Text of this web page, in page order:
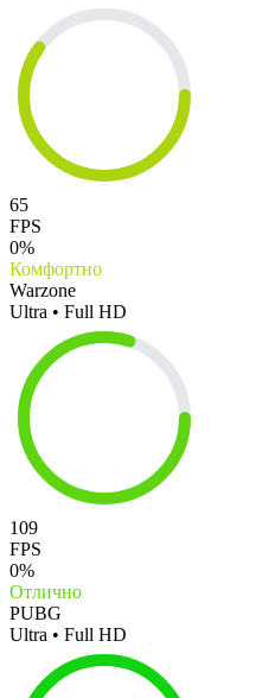
65
FPS
0%
Комфортно
Warzone
Ultra • Full HD
109
FPS
0%
Отлично
PUBG
Ultra • Full HD